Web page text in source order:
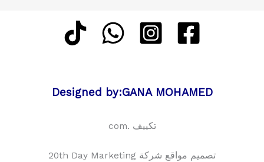
Designed by:GANA MOHAMED
تكييف .com
تصميم مواقع شركة 20th Day Marketing